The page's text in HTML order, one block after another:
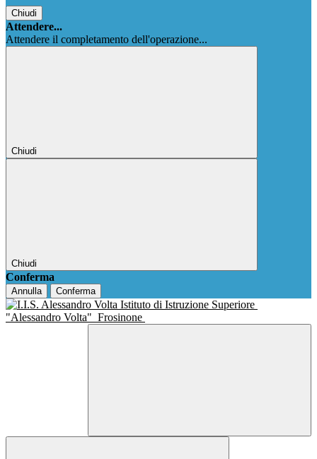
Chiudi
Attendere...
Attendere il completamento dell'operazione...
Chiudi
Chiudi
Conferma
Annulla Conferma
Istituto di Istruzione Superiore
"Alessandro Volta" Frosinone